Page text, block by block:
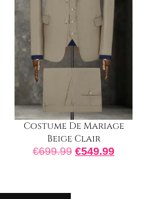
Costume De Mariage
Beige Clair
€699.99 €549.99